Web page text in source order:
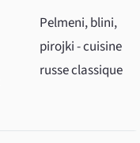
Pelmeni, blini,
pirojki - cuisine
russe classique